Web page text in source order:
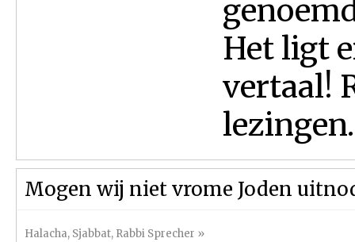
Het ligt
vertaal!
Mogen wij niet vrome Joden
Halacha, Sjabbat, Rabbi Sprecher »